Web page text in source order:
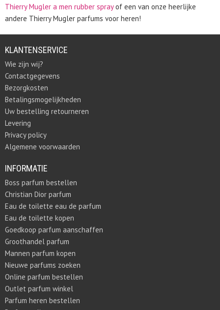
Thierry Mugler a men rubber sprayof een van onze heerlijke
andere Thierry Mugler parfums voor heren!
KLANTENSERVICE
Wie zijn wij?
Contactgegevens
Bezorgkosten
Betalingsmogelijkheden
Uw bestelling retourneren
Levering
Privacy policy
Algemene voorwaarden
INFORMATIE
Boss parfum bestellen
Christian Dior parfum
Eau de toilette eau de parfum
Eau de toilette kopen
Goedkoop parfum aanschaffen
Groothandel parfum
Mannen parfum kopen
Nieuwe parfums zoeken
Online parfum bestellen
Outlet parfum winkel
Parfum heren bestellen